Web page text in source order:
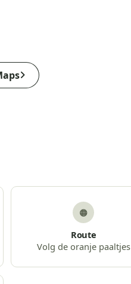
🟠
Route
Volg de oranje paaltjes